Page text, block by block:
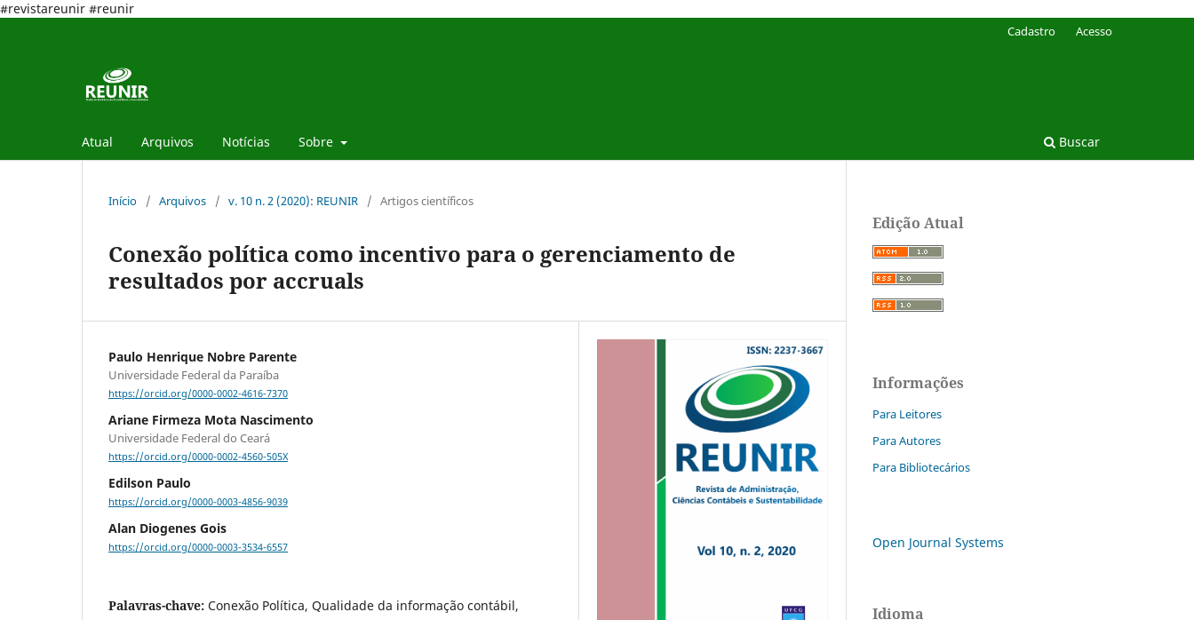
#revistareunir #reunir
Atual Arquivos Notícias Sobre Buscar
Cadastro Acesso
Início / Arquivos / v. 10 n. 2 (2020): REUNIR / Artigos científicos
Conexão política como incentivo para o gerenciamento de
resultados por accruals
Paulo Henrique Nobre Parente
Universidade Federal da Paraíba
https://orcid.org/0000-0002-4616-7370
Ariane Firmeza Mota Nascimento
Universidade Federal do Ceará
https://orcid.org/0000-0002-4560-505X
Edilson Paulo
https://orcid.org/0000-0003-4856-9039
Alan Diogenes Gois
https://orcid.org/0000-0003-3534-6557
Palavras-chave: Conexão Política, Qualidade da informação contábil,
Edição Atual
Informações
Para Leitores
Para Autores
Para Bibliotecários
Open Journal Systems
Idioma